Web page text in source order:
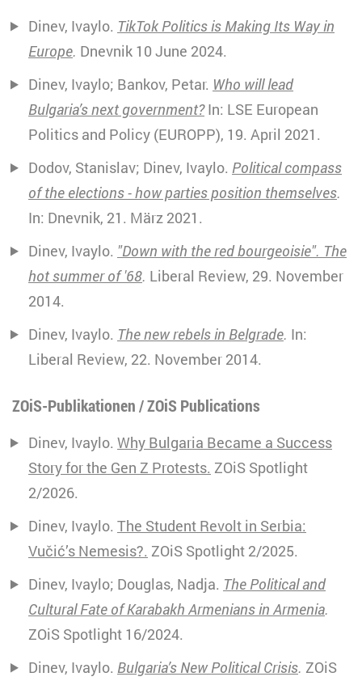
Dinev, Ivaylo. TikTok Politics is Making Its Way in
Europe. Dnevnik 10 June 2024.
Dinev, Ivaylo; Bankov, Petar. Who will lead
Bulgaria’s next government?In: LSE European
Politics and Policy (EUROPP), 19. April 2021.
Dodov, Stanislav; Dinev, Ivaylo. Political compass
of the elections - how parties position themselves.
In: Dnevnik, 21. März 2021.
Dinev, Ivaylo. "Down with the red bourgeoisie". The
hot summer of '68. Liberal Review, 29. November
2014.
Dinev, Ivaylo. The new rebels in Belgrade. In:
Liberal Review, 22. November 2014.
ZOiS-Publikationen / ZOiS Publications
Dinev, Ivaylo. Why Bulgaria Became a Success
Story for the Gen Z Protests. ZOiS Spotlight
2/2026.
Dinev, Ivaylo. The Student Revolt in Serbia:
Vučić’s Nemesis?. ZOiS Spotlight 2/2025.
Dinev, Ivaylo; Douglas, Nadja. The Political and
Cultural Fate of Karabakh Armenians in Armenia.
ZOiS Spotlight 16/2024.
Dinev, Ivaylo. Bulgaria’s New Political Crisis. ZOiS